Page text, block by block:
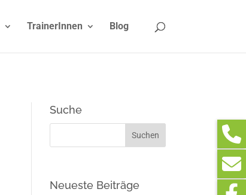
TrainerInnen Blog
Suche
Neueste Beiträge